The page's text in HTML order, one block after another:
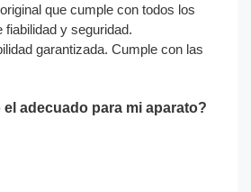
que cumple con todos los
y seguridad.
garantizada. Cumple con las
adecuado para mi aparato?